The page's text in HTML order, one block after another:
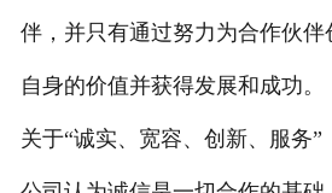
伴，并只有通过努力为合作伙
自身的价值并获得发展和成功。
关于“诚实、宽容、创新、服务”